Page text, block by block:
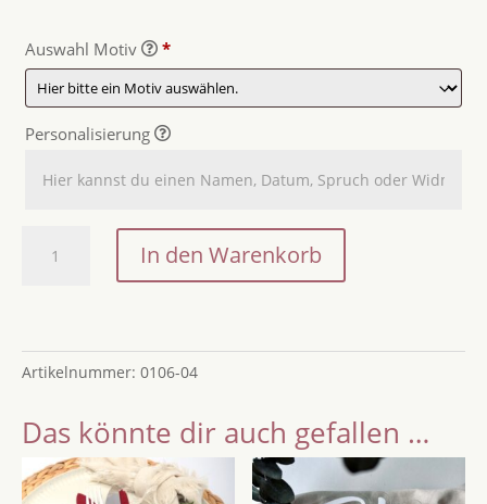
Auswahl Motiv *
Personalisierung
Osteranhänger
In den Warenkorb
Artikelnummer: 0106-04
Das könnte dir auch gefallen …